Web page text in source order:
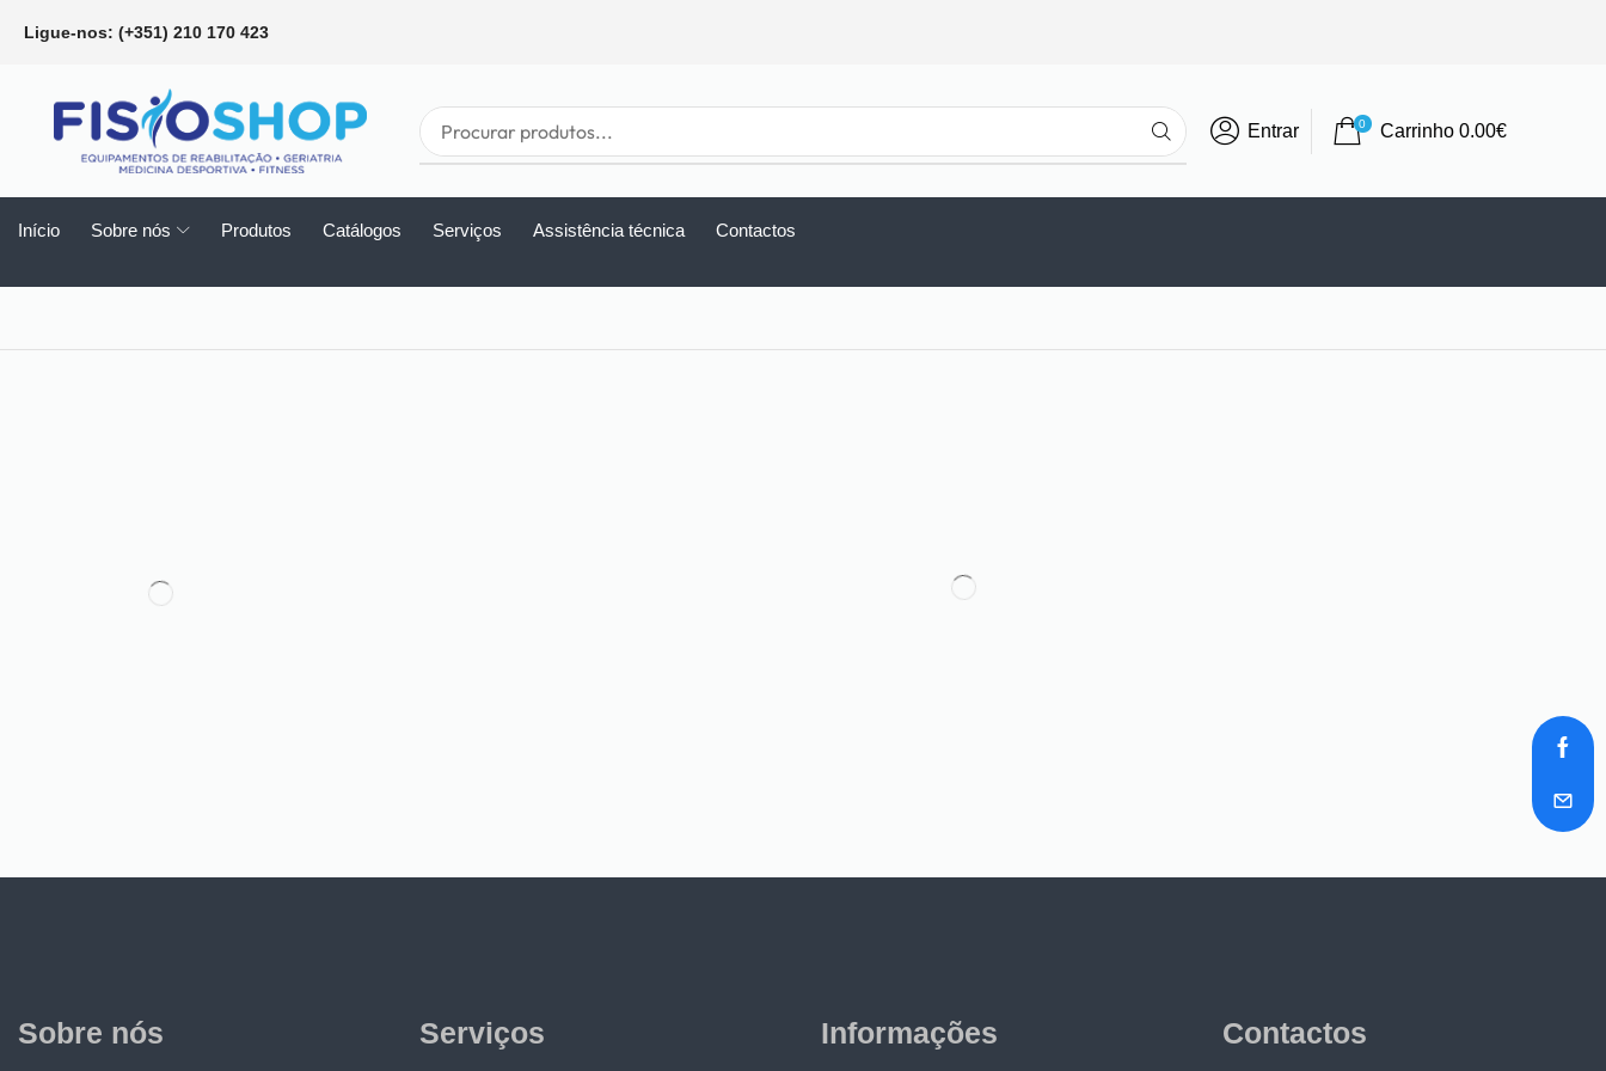
Ligue-nos: (+351) 210 170 423
Entrar 0 Carrinho0.00€
Início Sobre nós Produtos Catálogos Serviços Assistência técnica Contactos
Sobre nós Serviços Informações Contactos